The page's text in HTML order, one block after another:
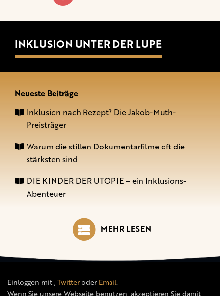
INKLUSION UNTER DER LUPE
Neueste Beiträge
Inklusion nach Rezept? Die Jakob-Muth-
Preisträger
Warum die stillen Dokumentarfilme oft die
stärksten sind
DIE KINDER DER UTOPIE – ein Inklusions-
Abenteuer
MEHR LESEN
Einloggen mit, Twitteroder Email.
Wenn Sie unsere Webseite benutzen, akzeptieren Sie damit